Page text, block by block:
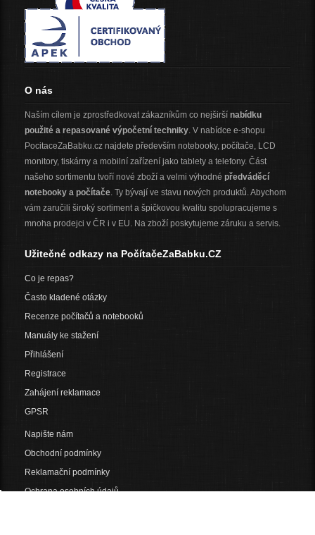
O nás
Naším cílem je zprostředkovat zákazníkům co nejširší nabídku
použité a repasované výpočetní techniky. V nabídce e-shopu
PocitaceZaBabku.cz najdete především notebooky, počítače, LCD
monitory, tiskárny a mobilní zařízení jako tablety a telefony. Část
našeho sortimentu tvoří nové zboží a velmi výhodné předváděcí
notebooky a počítače. Ty bývají ve stavu nových produktů. Abychom
vám zaručili široký sortiment a špičkovou kvalitu spolupracujeme s
mnoha prodejci v ČR i v EU. Na zboží poskytujeme záruku a servis.
Užitečné odkazy na PočítačeZaBabku.CZ
Co je repas?
Často kladené otázky
Recenze počítačů a notebooků
Manuály ke stažení
Přihlášení
Registrace
Zahájení reklamace
GPSR
Napište nám
Obchodní podmínky
Reklamační podmínky
Ochrana osobních údajů